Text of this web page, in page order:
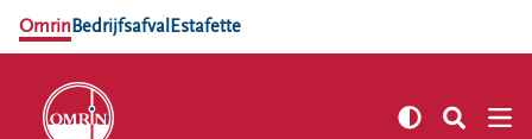
OmrinBedrijfsafval Estafette